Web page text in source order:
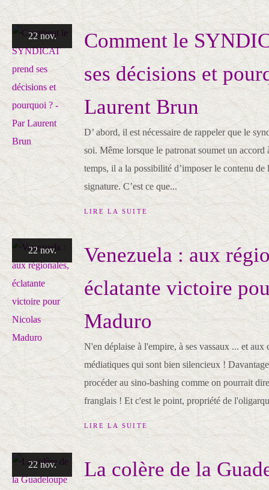
22 nov.
Comment le
ses décisions et
Laurent Brun
D’ abord, il est nécessaire de rappeler que le
soi. Même lorsque le patronat soumet un
temps, il a la possibilité d’imposer le contenu de
signature. C’est ce que...
LIRE LA SUITE
22 nov.
Venezuela : aux
éclatante victoire
Maduro
N'en déplaise à l'empire, à ses vassaux ... et aux
médiatiques qui sont bien silencieux !
procéder au sino-bashing comme on pourrait
franglais ! Et c'est le point, propriété de
LIRE LA SUITE
22 nov.
La colère de la